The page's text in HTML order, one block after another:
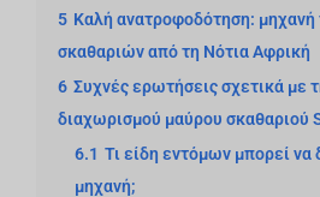
5 Καλή ανατροφοδότηση:
σκαθαριών από τη Νότια Αφρική
6 Συχνές ερωτήσεις σχετικά με
διαχωρισμού μαύρου σκαθαριού
6.1 Τι είδη εντόμων μπορεί να
μηχανή;